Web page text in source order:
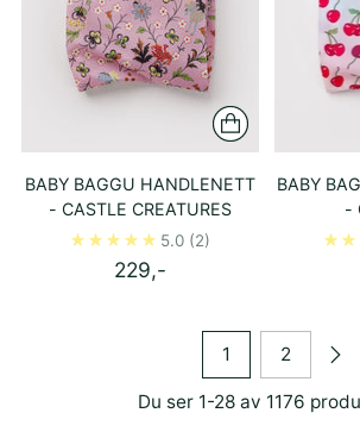
BABY BAGGU HANDLENETT
- CASTLE CREATURES
5.0 (2)
229,-
BABY
-
1 2
Du ser 1-28 av 1176